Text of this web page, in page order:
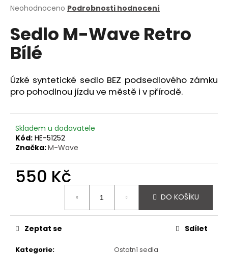
Průměrné
produktu
je
0,0
hvězdiček.
Neohodnoceno Podrobnosti hodnocení
Sedlo M-Wave Retro
Bílé
Úzké syntetické sedlo BEZ podsedlového zámku
pro pohodlnou jízdu ve městě i v přírodě.
Skladem u dodavatele
Kód: HE-51252
Značka:M-Wave
550 Kč
DO KOŠÍKU
Kategorie:
Ostatní sedla
Zeptat se Sdílet
a
j
í
t
D
p
u
č